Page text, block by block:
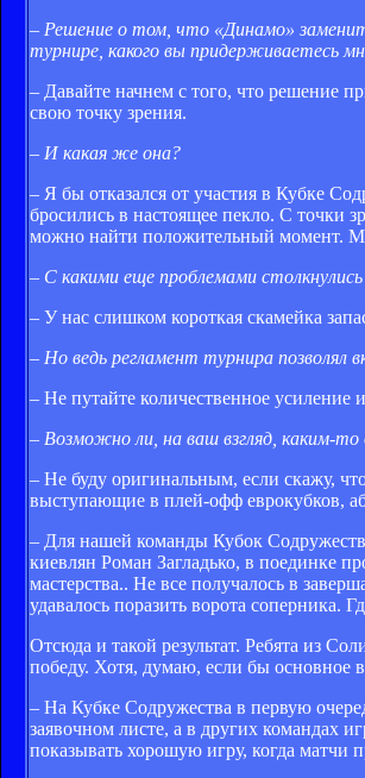
– Решение о том, что «Динамо»
турнире, какого вы придерживаетесь
– Давайте начнем с того, что решение
свою точку зрения.
– И какая же она?
– Я бы отказался от участия в Кубке
бросились в настоящее пекло. С точки
можно найти положительный момент.
– С какими еще проблемами
– У нас слишком короткая скамейка
– Но ведь регламент турнира позволял
– Не путайте количественное усиление
– Возможно ли, на ваш взгляд, каким-
– Не буду оригинальным, если скажу,
выступающие в плей-офф еврокубков,
– Для нашей команды Кубок
киевлян Роман Загладько, в поединке
мастерства.. Не все получалось в
удавалось поразить ворота соперника.
Отсюда и такой результат. Ребята из
победу. Хотя, думаю, если бы основное
– На Кубке Содружества в первую
заявочном листе, а в других командах
показывать хорошую игру, когда матчи